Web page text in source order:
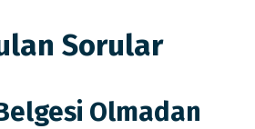
Sorular
Olmadan